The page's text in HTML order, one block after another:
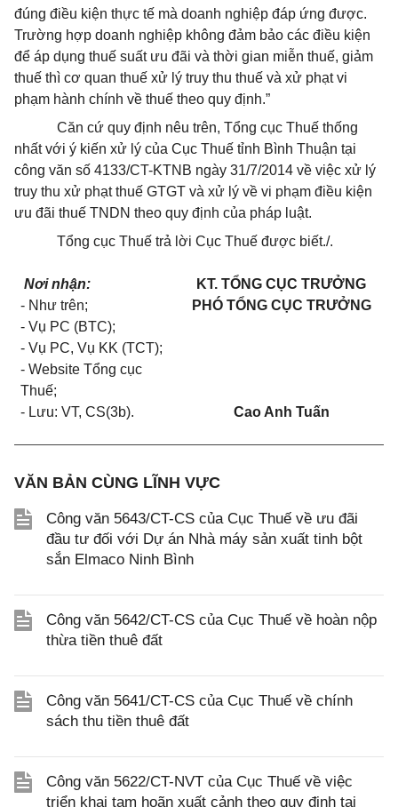
đúng điều kiện thực tế mà doanh nghiệp đáp ứng được.
Trường hợp doanh nghiệp không đảm bảo các điều kiện
để áp dụng thuế suất ưu đãi và thời gian miễn thuế, giảm
thuế thì cơ quan thuế xử lý truy thu thuế và xử phạt vi
phạm hành chính về thuế theo quy định.”
Căn cứ quy định nêu trên, Tổng cục Thuế thống
nhất với ý kiến xử lý của Cục Thuế tỉnh Bình Thuận tại
công văn số 4133/CT-KTNB ngày 31/7/2014 về việc xử lý
truy thu xử phạt thuế GTGT và xử lý về vi phạm điều kiện
ưu đãi thuế TNDN theo quy định của pháp luật.
Tổng cục Thuế trả lời Cục Thuế được biết./.
Nơi nhận:
- Như trên;
- Vụ PC (BTC);
-Vụ PC, Vụ KK (TCT);
-Website Tổng cục
Thuế;
- Lưu: VT, CS(3b).
KT. TỔNG CỤC TRƯỞNG
PHÓ TỔNG CỤC TRƯỞNG
Cao Anh Tuấn
VĂN BẢN CÙNG LĨNH VỰC
Công văn 5643/CT-CS của Cục Thuế về ưu đãi
đầu tư đối với Dự án Nhà máy sản xuất tinh bột
sắn Elmaco Ninh Bình
Công văn 5642/CT-CS của Cục Thuế về hoàn nộp
thừa tiền thuê đất
Công văn 5641/CT-CS của Cục Thuế về chính
sách thu tiền thuê đất
Công văn 5622/CT-NVT của Cục Thuế về việc
triển khai tạm hoãn xuất cảnh theo quy định tại